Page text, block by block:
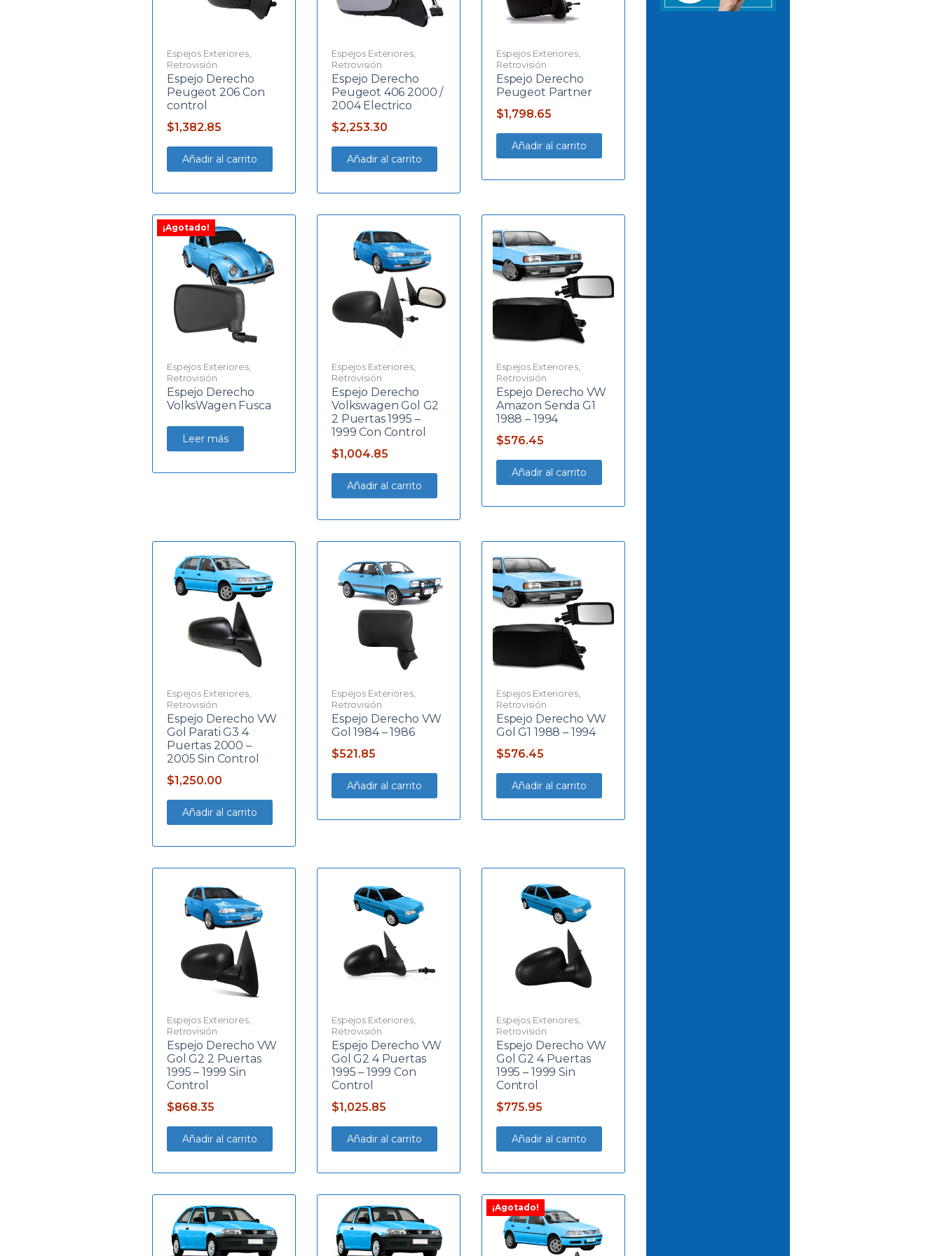
Espejos Exteriores,
Retrovisión
Espejo Derecho
Peugeot 206 Con
control
$1,382.85
Añadir al carrito
Espejos Exteriores,
Retrovisión
Espejo Derecho
Peugeot 406 2000 /
2004 Electrico
$2,253.30
Añadir al carrito
Espejos Exteriores,
Retrovisión
Espejo Derecho
Peugeot Partner
$1,798.65
Añadir al carrito
¡Agotado!
Espejos Exteriores,
Retrovisión
Espejo Derecho
VolksWagen Fusca
Leer más
Espejos Exteriores,
Retrovisión
Espejo Derecho
Volkswagen Gol G2
2 Puertas 1995 –
1999 Con Control
$1,004.85
Añadir al carrito
Espejos Exteriores,
Retrovisión
Espejo Derecho VW
Amazon Senda G1
1988 – 1994
$576.45
Añadir al carrito
Espejos Exteriores,
Retrovisión
Espejo Derecho VW
Gol Parati G3 4
Puertas 2000 –
2005 Sin Control
$1,250.00
Añadir al carrito
Espejos Exteriores,
Retrovisión
Espejo Derecho VW
Gol 1984 – 1986
$521.85
Añadir al carrito
Espejos Exteriores,
Retrovisión
Espejo Derecho VW
Gol G1 1988 – 1994
$576.45
Añadir al carrito
Espejos Exteriores,
Retrovisión
Espejo Derecho VW
Gol G2 2 Puertas
1995 – 1999 Sin
Control
$868.35
Añadir al carrito
Espejos Exteriores,
Retrovisión
Espejo Derecho VW
Gol G2 4 Puertas
1995 – 1999 Con
Control
$1,025.85
Añadir al carrito
Espejos Exteriores,
Retrovisión
Espejo Derecho VW
Gol G2 4 Puertas
1995 – 1999 Sin
Control
$775.95
Añadir al carrito
¡Agotado!